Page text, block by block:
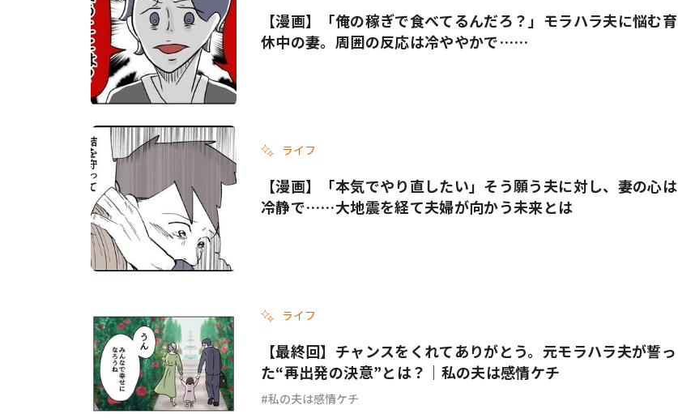
【漫画】「俺の稼ぎで食べてるんだろ？」モラハラ夫に悩む育
休中の妻。周囲の反応は冷ややかで……
ライフ
【漫画】「本気でやり直したい」そう願う夫に対し、妻の心は
冷静で……大地震を経て夫婦が向かう未来とは
ライフ
【最終回】チャンスをくれてありがとう。元モラハラ夫が誓っ
た“再出発の決意”とは？｜私の夫は感情ケチ
私の夫は感情ケチ